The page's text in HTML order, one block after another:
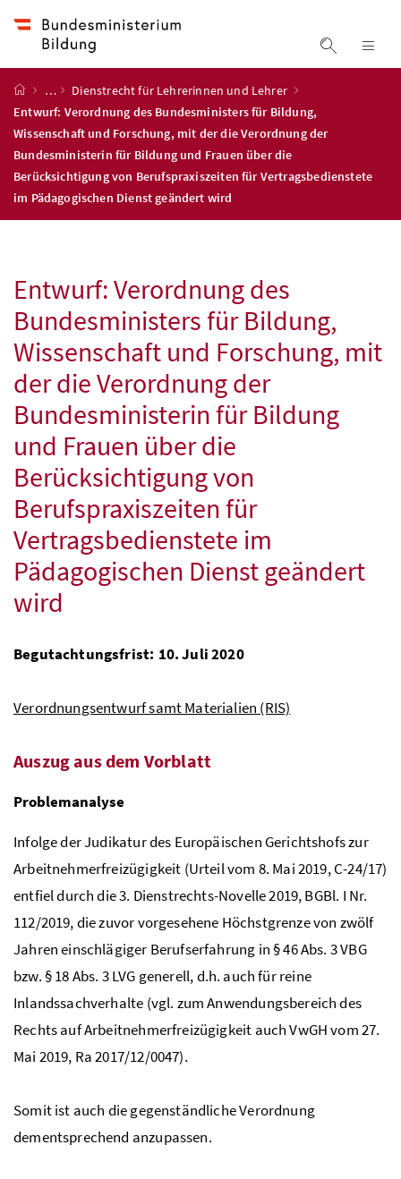
Suche
Startseite
…
Dienstrecht für Lehrerinnen und Lehrer
Entwurf: Verordnung des Bundesministers für Bildung,
Wissenschaft und Forschung, mit der die Verordnung der
Bundesministerin für Bildung und Frauen über die
Berücksichtigung von Berufspraxiszeiten für Vertragsbedienstete
im Pädagogischen Dienst geändert wird
Entwurf: Verordnung des
Bundesministers für Bildung,
Wissenschaft und Forschung, mit
der die Verordnung der
Bundesministerin für Bildung
und Frauen über die
Berücksichtigung von
Berufspraxiszeiten für
Vertragsbedienstete im
Pädagogischen Dienst geändert
wird
Begutachtungsfrist: 10. Juli 2020
Verordnungsentwurf samt Materialien (RIS)
Auszug aus dem Vorblatt
Problemanalyse
Infolge der Judikatur des Europäischen Gerichtshofs zur
Arbeitnehmerfreizügigkeit (Urteil vom 8. Mai 2019, C-24/17)
entfiel durch die 3. Dienstrechts-Novelle 2019,BGBl. I Nr.
112/2019, die zuvor vorgesehene Höchstgrenze von zwölf
Jahren einschlägiger Berufserfahrung in § 46Abs. 3VBG
bzw.§ 18Abs. 3LVG generell,d.h. auch für reine
Inlandssachverhalte (vgl. zum Anwendungsbereich des
Rechts auf Arbeitnehmerfreizügigkeit auchVwGHvom 27.
Mai 2019, Ra2017/12/0047).
Somit ist auch die gegenständliche Verordnung
dementsprechend anzupassen.